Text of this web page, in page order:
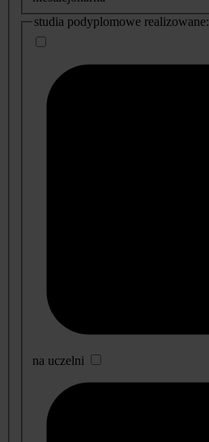
studia podyplomowe realizowane:
na uczelni